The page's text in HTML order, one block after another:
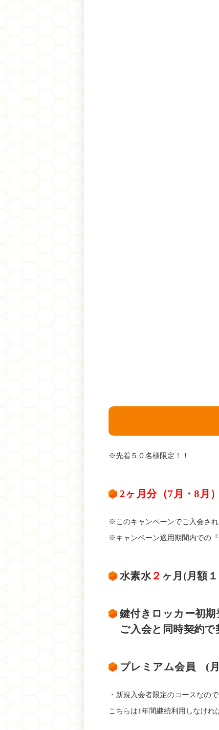
※先着５０名様限定！！
2ヶ月分（7月・8月
※このキャンペーンでご入会さ
※キャンペーン適用期間内での
水素水２ ヶ月(月額
鍵付きロッカー初期
ご入会と同時契約
プレミアム会員 (
・新規入会者限定のコースなの
こちらは1年間継続利用しなけ